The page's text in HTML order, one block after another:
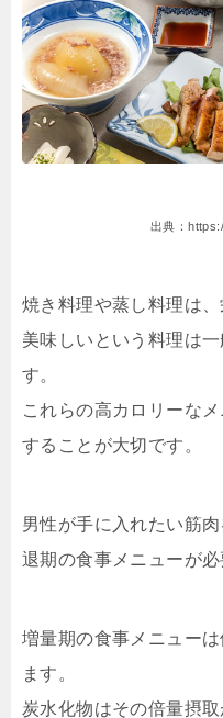
出典：
焼き料理や蒸し料理は、
美味しいという料理は
す。
これらの高カロリーな
することが大切です。
男性が手に入れたい筋
退期の食事メニューが必
増量期の食事メニュー
ます。
炭水化物はその倍量摂取